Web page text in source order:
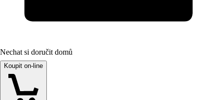
Nechat si doručit domů
Koupit on-line